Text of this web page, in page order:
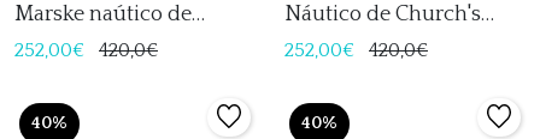
Marske naútico de
Church's
252,00€ 420,0€
Náutico de Church's
Marske
252,00€ 420,0€
40% 40%